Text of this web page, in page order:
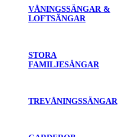
VÅNINGSSÄNGAR &
LOFTSÄNGAR
STORA
FAMILJESÄNGAR
TREVÅNINGSSÄNGAR